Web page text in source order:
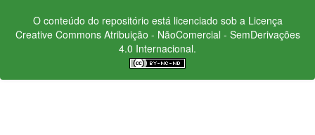
O conteúdo do repositório está licenciado sob a Licença
Creative CommonsAtribuição - NãoComercial - SemDerivações
4.0 Internacional.